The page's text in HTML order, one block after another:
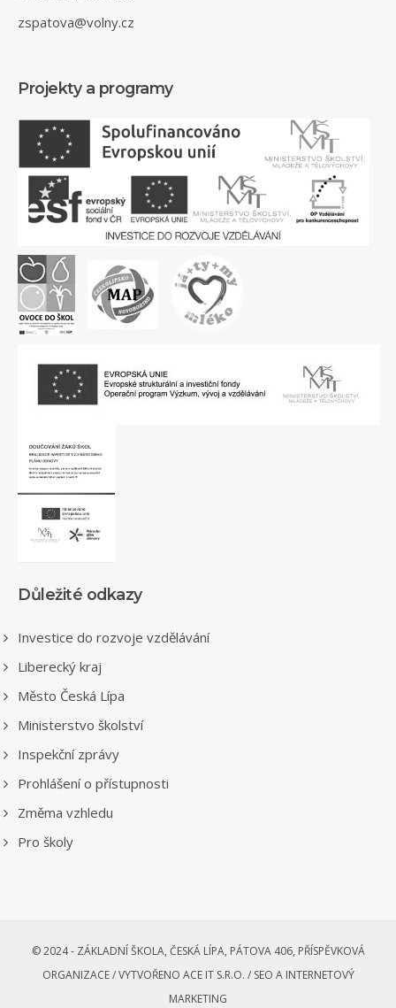
zspatova@volny.cz
Projekty a programy
Důležité odkazy
Investice do rozvoje vzdělávání
Liberecký kraj
Město Česká Lípa
Ministerstvo školství
Inspekční zprávy
Prohlášení o přístupnosti
Změma vzhledu
Pro školy
© 2024 - ZÁKLADNÍ ŠKOLA, ČESKÁ LÍPA, PÁTOVA 406, PŘÍSPĚVKOVÁ
ORGANIZACE /VYTVOŘENO ACE IT S.R.O. / SEO A INTERNETOVÝ
MARKETING